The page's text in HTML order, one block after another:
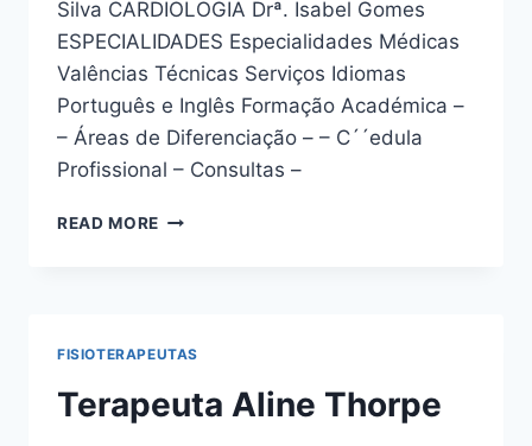
Silva CARDIOLOGIA Drª. Isabel Gomes
ESPECIALIDADES Especialidades Médicas
Valências Técnicas Serviços Idiomas
Português e Inglês Formação Académica –
– Áreas de Diferenciação – – C´´edula
Profissional – Consultas –
READ MORE CRISTIANA
FISIOTERAPEUTAS
Terapeuta Aline Thorpe